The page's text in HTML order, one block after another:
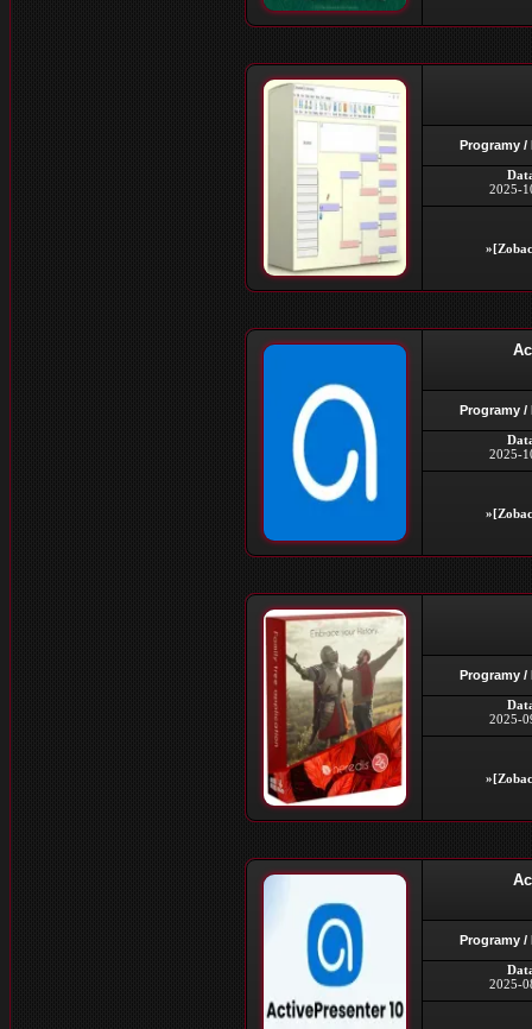
Programy /
2025-
Programy /
2025-
Programy /
2025-
Programy /
2025-